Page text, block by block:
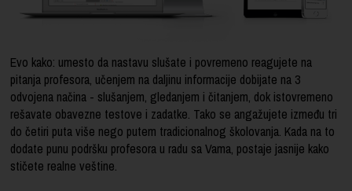
Evo kako: umesto da nastavu slušate i povremeno reagujete na
pitanja profesora, učenjem na daljinu informacije dobijate na 3
odvojena načina - slušanjem, gledanjem i čitanjem, dok istovremeno
rešavate obavezne testove i zadatke. Tako se angažujete između tri
do četiri puta više nego putem tradicionalnog školovanja. Kada na to
dodate punu podršku profesora u radu sa Vama, postaje jasnije kako
stičete realne veštine.